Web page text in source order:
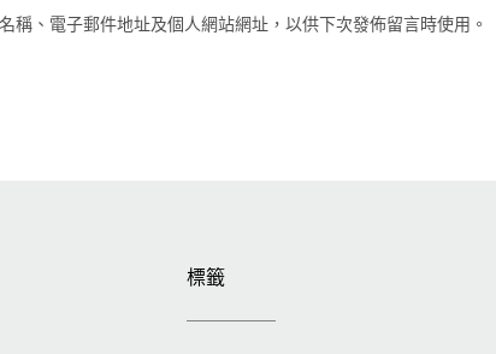
稱、電子郵件地址及個人網站網址，以供下次發佈留言時使用。
標籤